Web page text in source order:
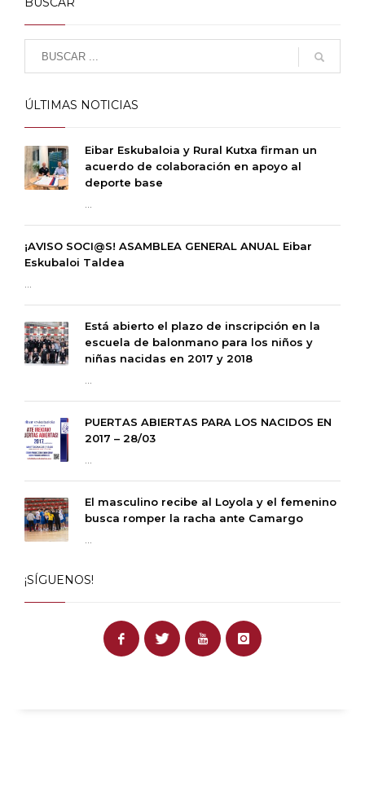
ÚLTIMAS NOTICIAS
Eibar Eskubaloia y Rural Kutxa firman un
acuerdo de colaboración en apoyo al
deporte base
¡AVISO SOCI@S! ASAMBLEA GENERAL ANUAL Eibar
Eskubaloi Taldea
Está abierto el plazo de inscripción en la
escuela de balonmano para los niños y
niñas nacidas en 2017 y 2018
PUERTAS ABIERTAS PARA LOS NACIDOS EN
2017 – 28/03
El masculino recibe al Loyola y el femenino
busca romper la racha ante Camargo
¡SÍGUENOS!